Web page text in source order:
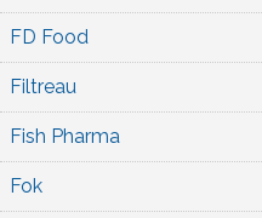
FD Food
Filtreau
Fish Pharma
Fok